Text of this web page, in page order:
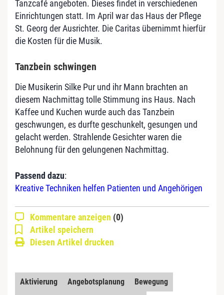
Tanzcafé angeboten. Dieses findet in verschiedenen
Einrichtungen statt. Im April war das Haus der Pflege
St. Georg der Ausrichter. Die Caritas übernimmt hierfür
die Kosten für die Musik.
Tanzbein schwingen
Die Musikerin Silke Pur und ihr Mann brachten an
diesem Nachmittag tolle Stimmung ins Haus. Nach
Kaffee und Kuchen wurde auch das Tanzbein
geschwungen, es durfte geschunkelt, gesungen und
gelacht werden. Strahlende Gesichter waren die
Belohnung für den gelungenen Nachmittag.
Passend dazu:
Kreative Techniken helfen Patienten und Angehörigen
Kommentare anzeigen (0)
Artikel speichern
Diesen Artikel drucken
Aktivierung Angebotsplanung
Bewegung